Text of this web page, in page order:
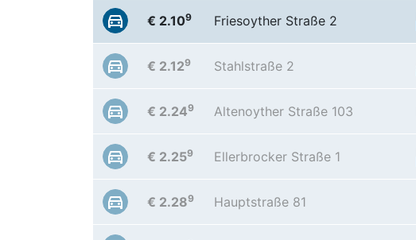
€ 2.109 Friesoyther Straße 2
€ 2.129 Stahlstraße 2
€ 2.249 Altenoyther Straße 103
€ 2.259 Ellerbrocker Straße 1
€ 2.289 Hauptstraße 81